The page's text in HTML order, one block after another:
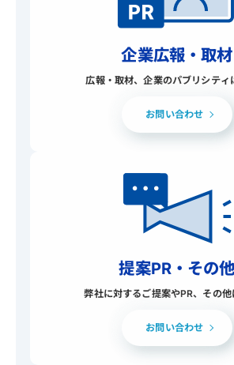
企業広報・取材
広報・取材、企業のパブリシティ
お問い合わせ
提案PR・その他
弊社に対するご提案やPR、その他
お問い合わせ